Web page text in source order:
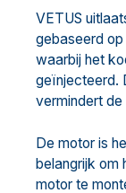
VETUS
gebaseerd op
waarbij het
geïnjecteerd.
vermindert
De motor is
belangrijk om
motor te